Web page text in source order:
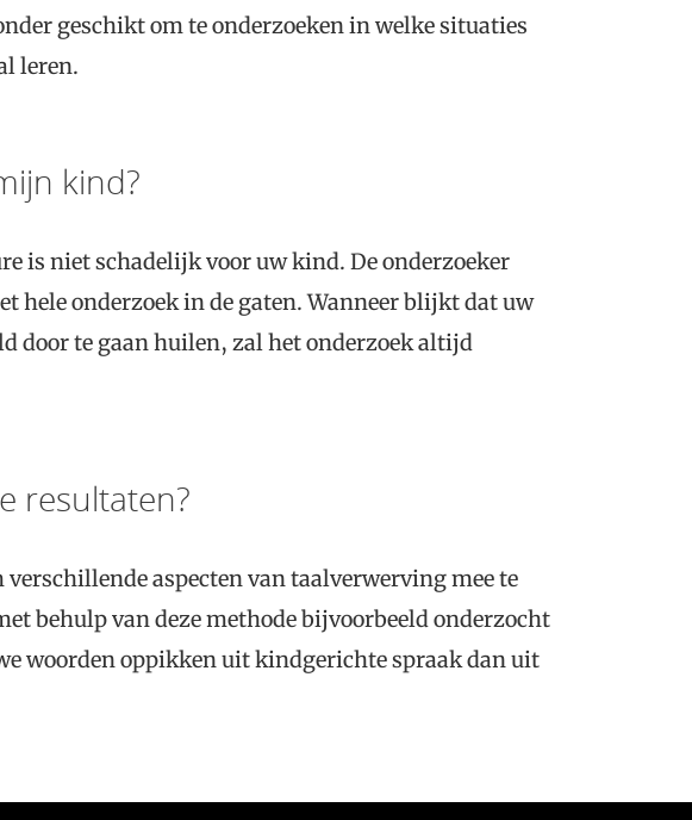
geschikt om te onderzoeken in welke situaties
leren.
kind?
is niet schadelijk voor uw kind. De onderzoeker
hele onderzoek in de gaten. Wanneer blijkt dat uw
door te gaan huilen, zal het onderzoek altijd
resultaten?
aspecten van taalverwerving mee te
behulp van deze methode bijvoorbeeld onderzocht
woorden oppikken uit kindgerichte spraak dan uit